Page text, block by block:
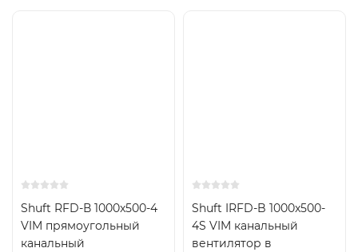
Монтаж
Shuft RFD-В 1000x500-4
VIM прямоугольный
канальный
Shuft IRFD-B 1000x500-
4S VIM канальный
вентилятор в